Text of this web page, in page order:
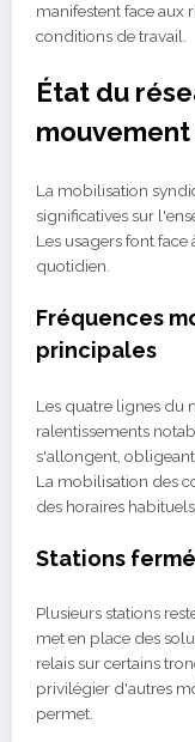
manifestent face aux
conditions de travail.
État du
La mobilisation
significatives sur
Les usagers font
quotidien.
Fréquences
principales
Les quatre lignes du
ralentissements
s'allongent,
La mobilisation des
des horaires habituels.
Stations
Plusieurs stations
met en place des
relais sur certains
privilégier d'autres
permet.